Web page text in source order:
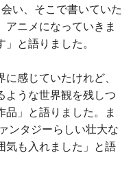
い、そこで書いていた
ニメになっていきま
と語りました。
感じていたけれど、
ような世界観を残しつ
」と語りました。ま
ンタジーらしい壮大な
気も入れました」と語